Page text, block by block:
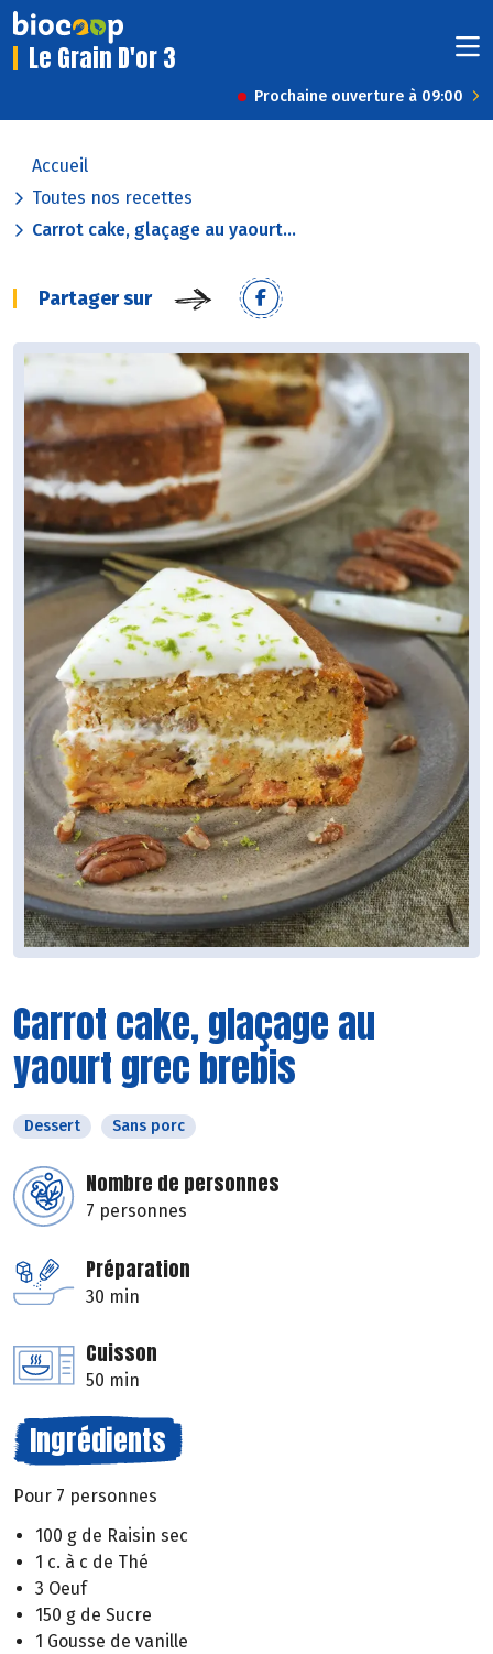
Le Grain D'or 3
Prochaine ouverture à 09:00
Accueil
Toutes nos recettes
Carrot cake, glaçage au yaourt...
Partager sur
Carrot cake, glaçage au
yaourt grec brebis
Dessert Sans porc
Nombre de personnes
7 personnes
Préparation
30 min
Cuisson
50 min
Ingrédients
Pour 7 personnes
100 g de Raisin sec
1 c. à c de Thé
3 Oeuf
150 g de Sucre
1 Gousse de vanille